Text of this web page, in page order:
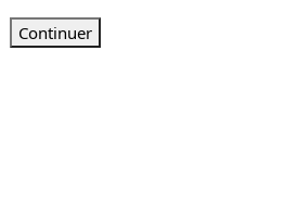
Continuer